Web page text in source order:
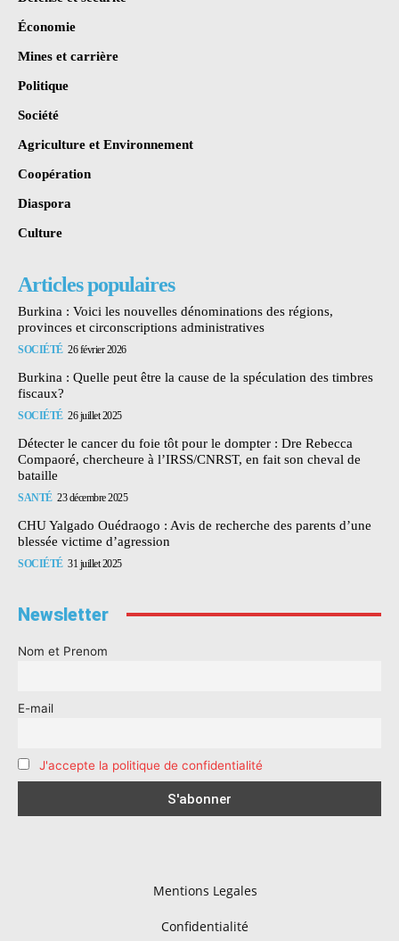
Économie
Mines et carrière
Politique
Société
Agriculture et Environnement
Coopération
Diaspora
Culture
Articles populaires
Burkina : Voici les nouvelles dénominations des régions,
provinces et circonscriptions administratives
SOCIÉTÉ 26 février 2026
Burkina : Quelle peut être la cause de la spéculation des timbres
fiscaux?
SOCIÉTÉ 26 juillet 2025
Détecter le cancer du foie tôt pour le dompter : Dre Rebecca
Compaoré, chercheure à l’IRSS/CNRST, en fait son cheval de
bataille
SANTÉ 23 décembre 2025
CHU Yalgado Ouédraogo : Avis de recherche des parents d’une
blessée victime d’agression
SOCIÉTÉ 31 juillet 2025
Newsletter
Nom et Prenom
E-mail
J'accepte la politique de confidentialité
Mentions Legales
Confidentialité